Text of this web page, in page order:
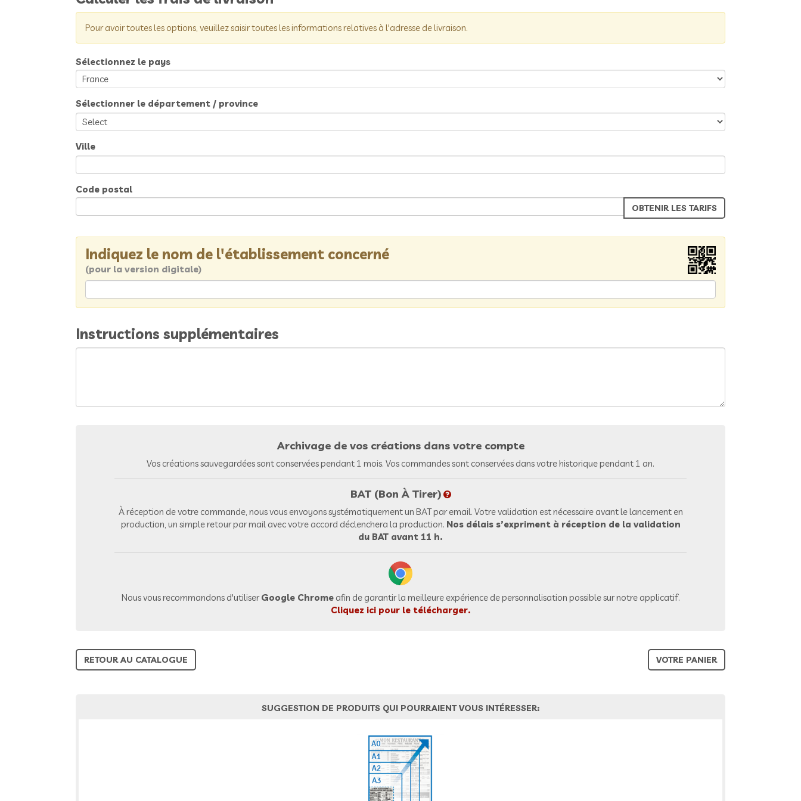
Pour avoir toutes les options, veuillez saisir toutes les informations relatives à l'adresse de livraison.
Sélectionnez le pays
Sélectionner le département / province
Ville
Code postal
Indiquez le nom de l'établissement concerné
(pour la version digitale)
Instructions supplémentaires
Archivage de vos créations dans votre compte
Vos créations sauvegardées sont conservées pendant 1 mois. Vos commandes sont conservées dans votre historique pendant 1 an.
BAT (Bon À Tirer)
À réception de votre commande, nous vous envoyons systématiquement un BAT par email. Votre validation est nécessaire avant le lancement en
production, un simple retour par mail avec votre accord déclenchera la production. Nos délais s’expriment à réception de la validation
du BAT avant 11 h.
Nous vous recommandons d'utiliserGoogle Chromeafin de garantir la meilleure expérience de personnalisation possible sur notre applicatif.
Cliquez ici pour le télécharger.
RETOUR AU CATALOGUE VOTRE PANIER
SUGGESTION DE PRODUITS QUI POURRAIENT VOUS INTÉRESSER: